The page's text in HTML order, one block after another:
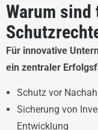
Warum
Für innovative
ein zentraler
Schutz vor
Sicherung von
Entwicklung